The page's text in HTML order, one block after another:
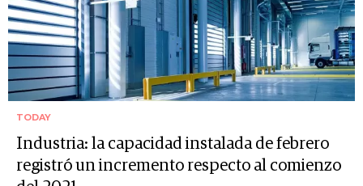
TODAY
Industria: la capacidad instalada de febrero
registró un incremento respecto al comienzo